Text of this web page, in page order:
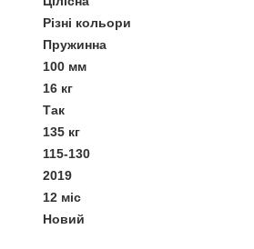
Різні кольори
Пружинна
100 мм
16 кг
Так
135 кг
115-130
2019
12 міс
Новий